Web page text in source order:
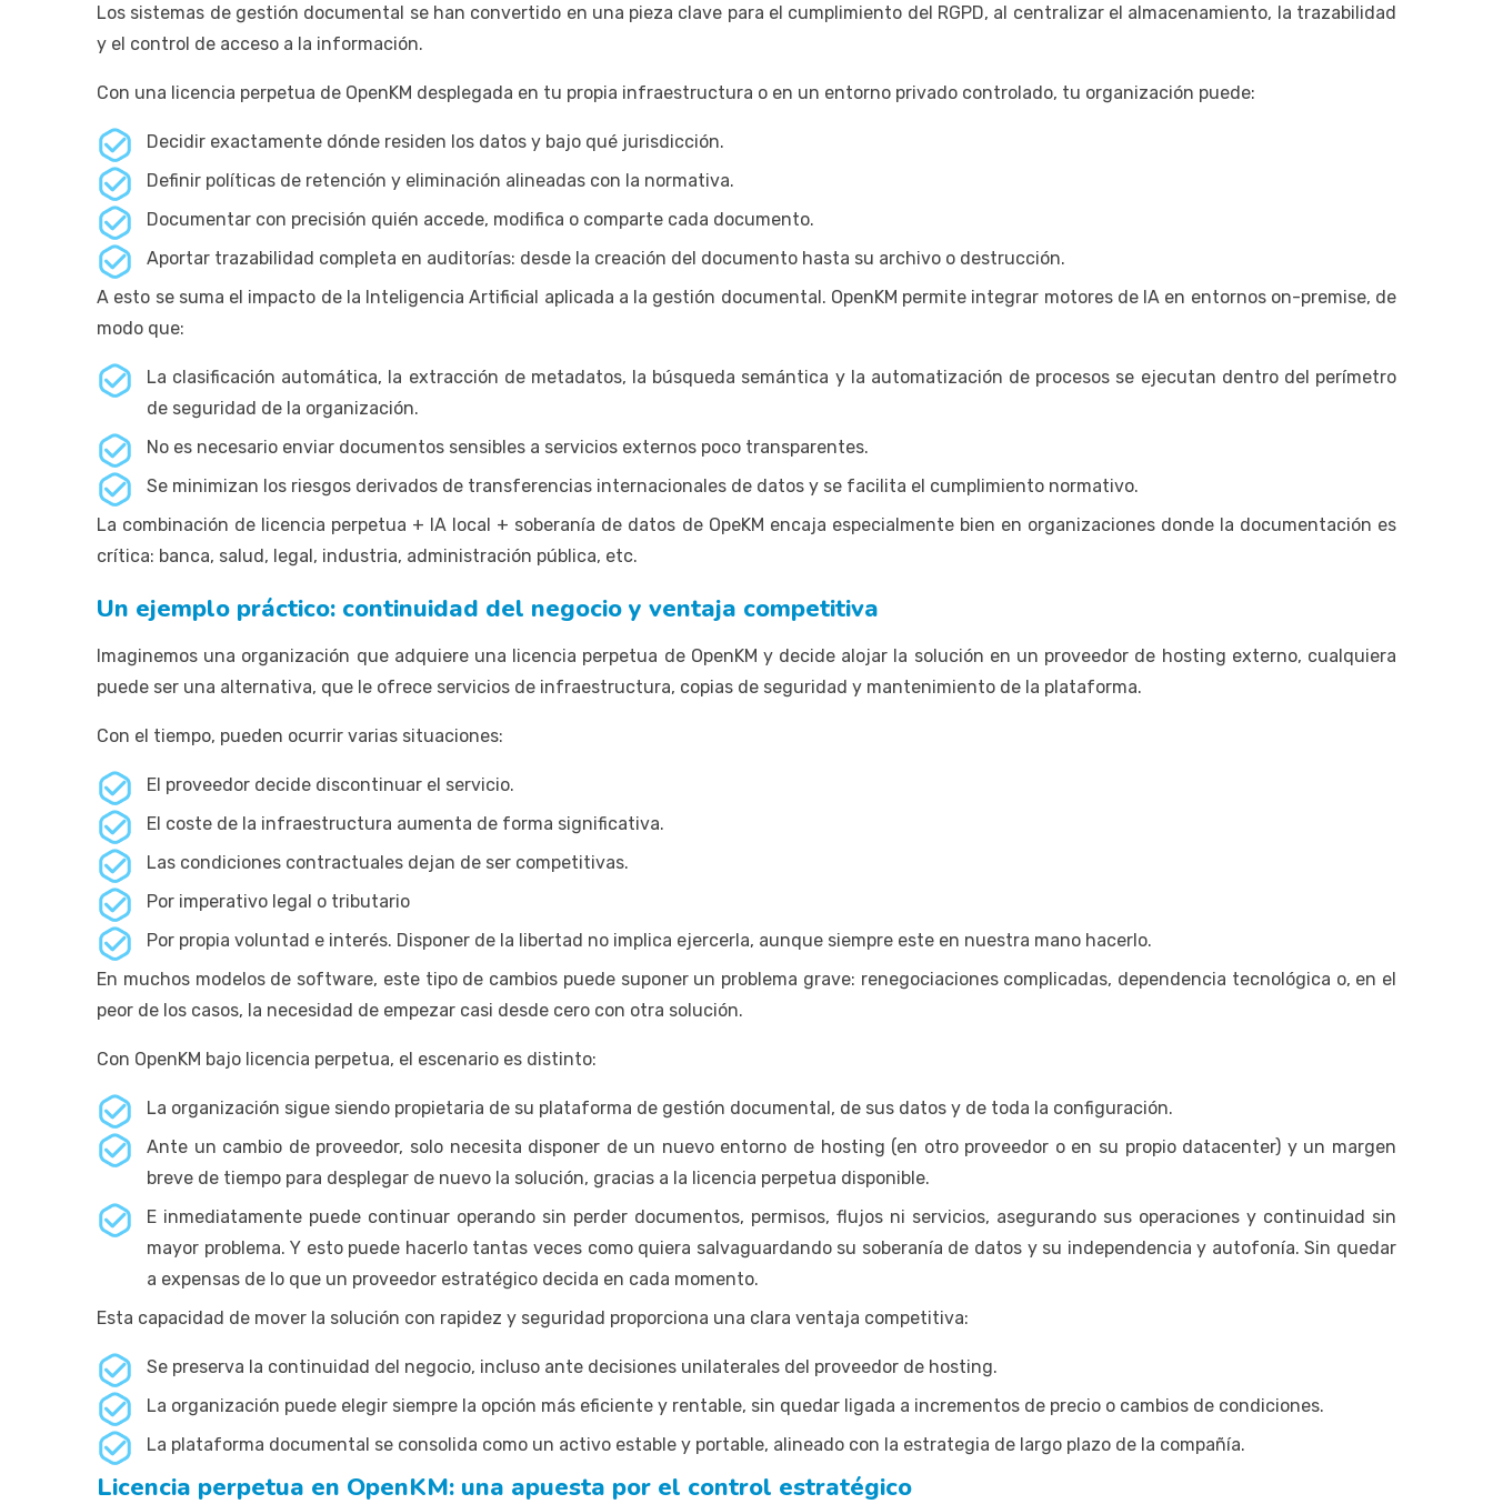
Los sistemas de gestión documental se han convertido en una pieza clave para el cumplimiento del RGPD, al centralizar el almacenamiento, la trazabilidad
y el control de acceso a la información.
Con una licencia perpetua de OpenKM desplegada en tu propia infraestructura o en un entorno privado controlado, tu organización puede:
Decidir exactamente dónde residen los datos y bajo qué jurisdicción.
Definir políticas de retención y eliminación alineadas con la normativa.
Documentar con precisión quién accede, modifica o comparte cada documento.
Aportar trazabilidad completa en auditorías: desde la creación del documento hasta su archivo o destrucción.
A esto se suma el impacto de la Inteligencia Artificial aplicada a la gestión documental. OpenKM permite integrar motores de IA en entornos on-premise, de
modo que:
La clasificación automática, la extracción de metadatos, la búsqueda semántica y la automatización de procesos se ejecutan dentro del perímetro
de seguridad de la organización.
No es necesario enviar documentos sensibles a servicios externos poco transparentes.
Se minimizan los riesgos derivados de transferencias internacionales de datos y se facilita el cumplimiento normativo.
La combinación de licencia perpetua + IA local + soberanía de datos de OpeKM encaja especialmente bien en organizaciones donde la documentación es
crítica: banca, salud, legal, industria, administración pública, etc.
Un ejemplo práctico: continuidad del negocio y ventaja competitiva
Imaginemos una organización que adquiere una licencia perpetua de OpenKM y decide alojar la solución en un proveedor de hosting externo, cualquiera
puede ser una alternativa, que le ofrece servicios de infraestructura, copias de seguridad y mantenimiento de la plataforma.
Con el tiempo, pueden ocurrir varias situaciones:
El proveedor decide discontinuar el servicio.
El coste de la infraestructura aumenta de forma significativa.
Las condiciones contractuales dejan de ser competitivas.
Por imperativo legal o tributario
Por propia voluntad e interés. Disponer de la libertad no implica ejercerla, aunque siempre este en nuestra mano hacerlo.
En muchos modelos de software, este tipo de cambios puede suponer un problema grave: renegociaciones complicadas, dependencia tecnológica o, en el
peor de los casos, la necesidad de empezar casi desde cero con otra solución.
Con OpenKM bajo licencia perpetua, el escenario es distinto:
La organización sigue siendo propietaria de su plataforma de gestión documental, de sus datos y de toda la configuración.
Ante un cambio de proveedor, solo necesita disponer de un nuevo entorno de hosting (en otro proveedor o en su propio datacenter) y un margen
breve de tiempo para desplegar de nuevo la solución, gracias a la licencia perpetua disponible.
E inmediatamente puede continuar operando sin perder documentos, permisos, flujos ni servicios, asegurando sus operaciones y continuidad sin
mayor problema. Y esto puede hacerlo tantas veces como quiera salvaguardando su soberanía de datos y su independencia y autofonía. Sin quedar
a expensas de lo que un proveedor estratégico decida en cada momento.
Esta capacidad de mover la solución con rapidez y seguridad proporciona una clara ventaja competitiva:
Se preserva la continuidad del negocio, incluso ante decisiones unilaterales del proveedor de hosting.
La organización puede elegir siempre la opción más eficiente y rentable, sin quedar ligada a incrementos de precio o cambios de condiciones.
La plataforma documental se consolida como un activo estable y portable, alineado con la estrategia de largo plazo de la compañía.
Licencia perpetua en OpenKM: una apuesta por el control estratégico